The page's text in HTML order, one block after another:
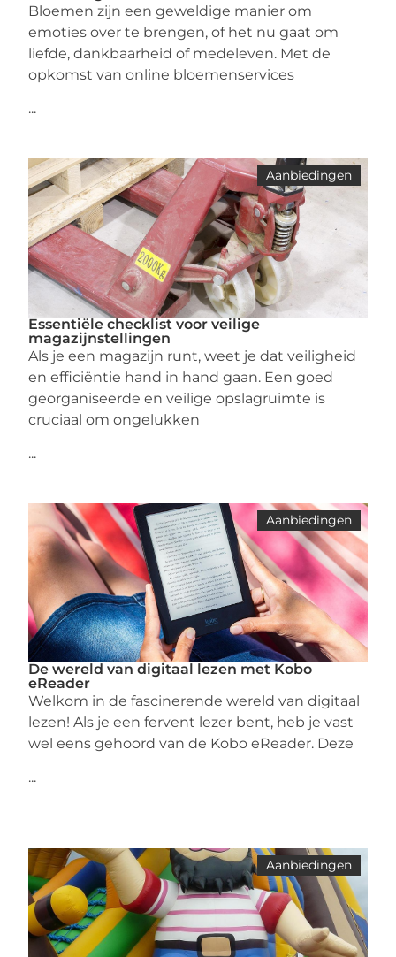
Bloemen zijn een geweldige manier om
emoties over te brengen, of het nu gaat om
liefde, dankbaarheid of medeleven. Met de
opkomst van online bloemenservices
...
Aanbiedingen
Essentiële checklist voor veilige
magazijnstellingen
Als je een magazijn runt, weet je dat veiligheid
en efficiëntie hand in hand gaan. Een goed
georganiseerde en veilige opslagruimte is
cruciaal om ongelukken
...
Aanbiedingen
De wereld van digitaal lezen met Kobo
eReader
Welkom in de fascinerende wereld van digitaal
lezen! Als je een fervent lezer bent, heb je vast
wel eens gehoord van de Kobo eReader. Deze
...
Aanbiedingen